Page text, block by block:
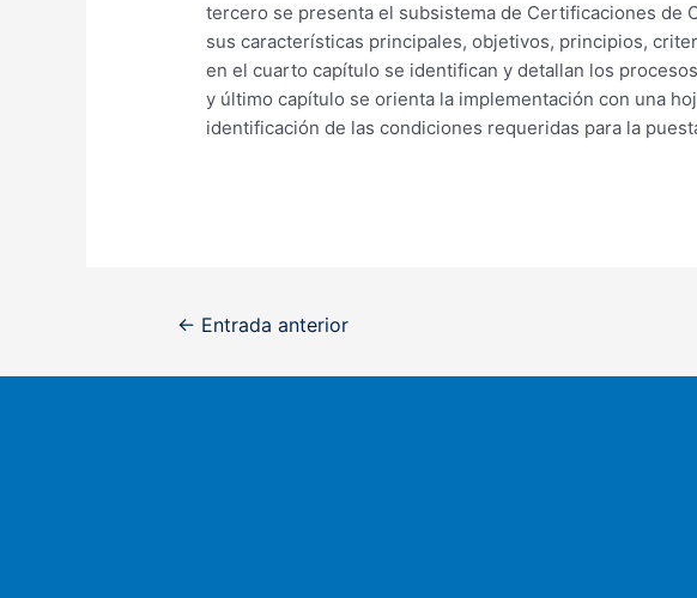
tercero se presenta el subsistema de Certificaciones de
sus características principales, objetivos, principios,
en el cuarto capítulo se identifican y detallan los
y último capítulo se orienta la implementación con una
identificación de las condiciones requeridas para la
Navegación
entradas
← Entrada anterior